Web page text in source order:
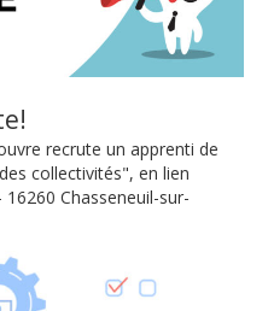
recrute un apprenti de
collectivités", en lien
16260 Chasseneuil-sur-